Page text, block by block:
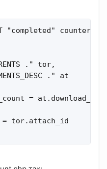
"completed" counters
." tor,
." at
=
tor.attach_id